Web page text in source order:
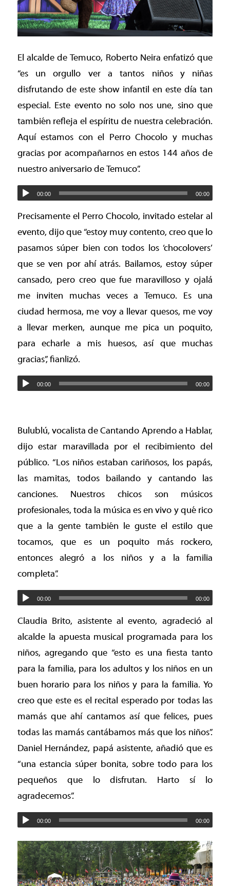
El alcalde de Temuco, Roberto Neira enfatizó que
“es un orgullo ver a tantos niños y niñas
disfrutando de este show infantil en este día tan
especial. Este evento no solo nos une, sino que
también refleja el espíritu de nuestra celebración.
Aquí estamos con el Perro Chocolo y muchas
gracias por acompañarnos en estos 144 años de
nuestro aniversario de Temuco”.
00:00 00:00
Precisamente el Perro Chocolo, invitado estelar al
evento, dijo que “estoy muy contento, creo que lo
pasamos súper bien con todos los ‘chocolovers’
que se ven por ahí atrás. Bailamos, estoy súper
cansado, pero creo que fue maravilloso y ojalá
me inviten muchas veces a Temuco. Es una
ciudad hermosa, me voy a llevar quesos, me voy
a llevar merken, aunque me pica un poquito,
para echarle a mis huesos, así que muchas
gracias”, fianlizó.
00:00 00:00
Bulublú, vocalista de Cantando Aprendo a Hablar,
dijo estar maravillada por el recibimiento del
público. “Los niños estaban cariñosos, los papás,
las mamitas, todos bailando y cantando las
canciones. Nuestros chicos son músicos
profesionales, toda la música es en vivo y qué rico
que a la gente también le guste el estilo que
tocamos, que es un poquito más rockero,
entonces alegró a los niños y a la familia
completa”.
00:00 00:00
Claudia Brito, asistente al evento, agradeció al
alcalde la apuesta musical programada para los
niños, agregando que “esto es una fiesta tanto
para la familia, para los adultos y los niños en un
buen horario para los niños y para la familia. Yo
creo que este es el recital esperado por todas las
mamás que ahí cantamos así que felices, pues
todas las mamás cantábamos más que los niños”.
Daniel Hernández, papá asistente, añadió que es
“una estancia súper bonita, sobre todo para los
pequeños que lo disfrutan. Harto sí lo
agradecemos”.
00:00 00:00